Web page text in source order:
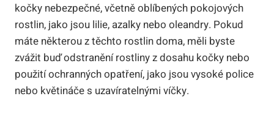
kočky nebezpečné, včetně oblíbených pokojových
rostlin, jako jsou lilie, azalky nebo oleandry. Pokud
máte některou z těchto rostlin doma, měli byste
zvážit buď odstranění rostliny z dosahu kočky nebo
použití ochranných opatření, jako jsou vysoké police
nebo květináče s uzavíratelnými víčky.